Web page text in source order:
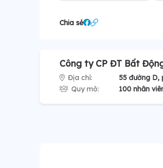
Chia sẻ
Công ty CP ĐT Bất
Địa chỉ:
55 đường D,
Quy mô:
100 nhân